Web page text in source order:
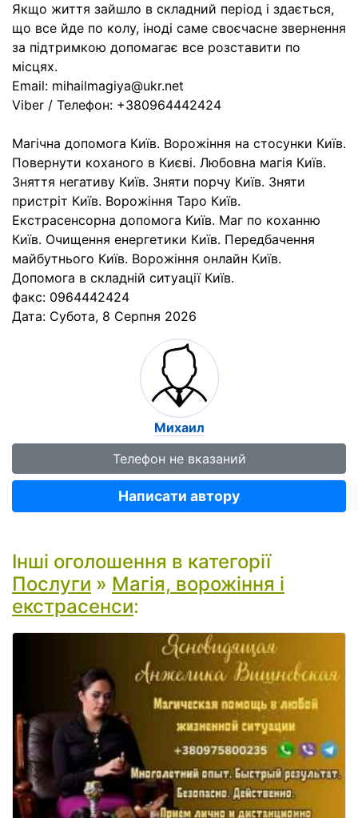
Якщо життя зайшло в складний період і здається,
що все йде по колу, іноді саме своєчасне звернення
за підтримкою допомагає все розставити по
місцях.
Email: mihailmagiya@ukr.net
Viber / Телефон: +380964442424
Магічна допомога Київ. Ворожіння на стосунки Київ.
Повернути коханого в Києві. Любовна магія Київ.
Зняття негативу Київ. Зняти порчу Київ. Зняти
пристріт Київ. Ворожіння Таро Київ.
Екстрасенсорна допомога Київ. Маг по коханню
Київ. Очищення енергетики Київ. Передбачення
майбутнього Київ. Ворожіння онлайн Київ.
Допомога в складній ситуації Київ.
факс: 0964442424
Дата: Субота, 8 Серпня 2026
Михаил
Телефон не вказаний
Написати автору
Інші оголошення в категорії
Послуги » Магія, ворожіння і
екстрасенси: